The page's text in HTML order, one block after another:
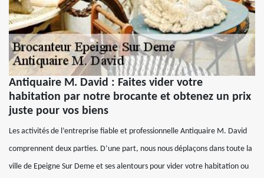
Antiquaire M. David : Faites vider votre
habitation par notre brocante et obtenez un prix
juste pour vos biens
Les activités de l’entreprise fiable et professionnelle Antiquaire M. David
comprennent deux parties. D’une part, nous nous déplaçons dans toute la
ville de Epeigne Sur Deme et ses alentours pour vider votre habitation ou